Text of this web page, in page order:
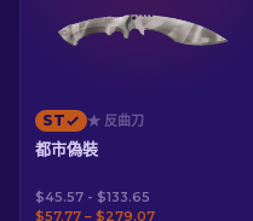
ST ★ 反曲刀
都市偽裝
$45.57 - $133.65
$57.77 – $279.07